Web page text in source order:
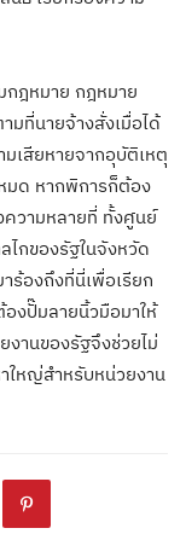
ฎหมาย กฎหมาย
มที่นายจ้างสั่งเมื่อได้
เสียหายจากอุบัติเหตุ
มด หากพิการก็ต้อง
ความหลายที่ ทั้งศูนย์
กของรัฐในจังหวัด
าร้องถึงที่นี่เพื่อเรียก
องปั๊มลายนิ้วมือมาให้
งานของรัฐจึงช่วยไม่
ใหญ่สำหรับหน่วยงาน